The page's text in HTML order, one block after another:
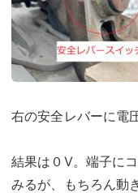
右の安全レバーに電
結果は０V。端子に
みるが、もちろん動